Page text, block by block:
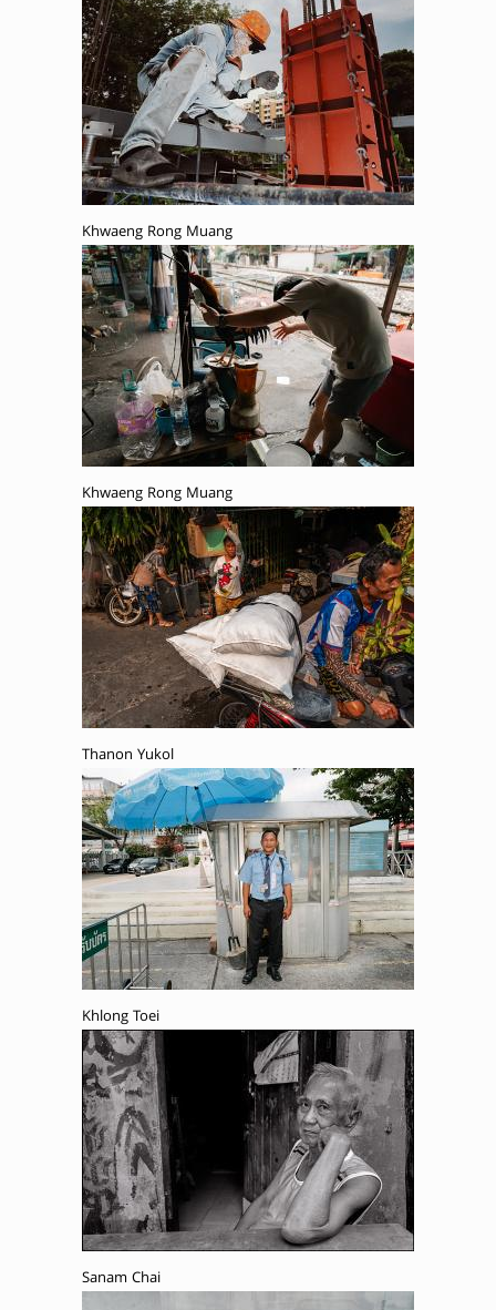
Khwaeng Rong Muang
Khwaeng Rong Muang
Thanon Yukol
Khlong Toei
Sanam Chai